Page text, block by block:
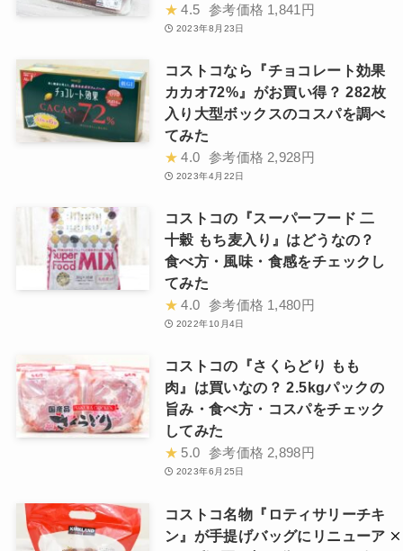
★ 4.5 参考価格 1,841円
2023年8月23日
コストコなら『チョコレート効果
カカオ72%』がお買い得？ 282枚
入り大型ボックスのコスパを調べ
てみた
★ 4.0 参考価格 2,928円
2023年4月22日
コストコの『スーパーフード 二
十穀 もち麦入り』はどうなの？
食べ方・風味・食感をチェックし
てみた
★ 4.0 参考価格 1,480円
2022年10月4日
コストコの『さくらどり もも
肉』は買いなの？ 2.5kgパックの
旨み・食べ方・コスパをチェック
してみた
★ 5.0 参考価格 2,898円
2023年6月25日
コストコ名物『ロティサリーチキ
ン』が手提げバッグにリニューア